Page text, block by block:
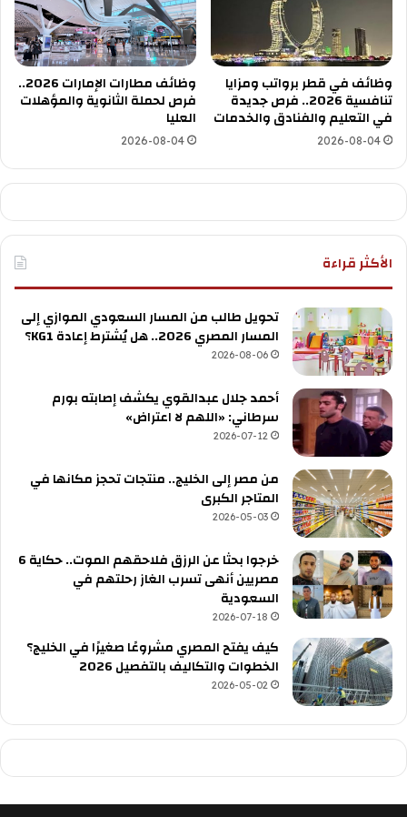
وظائف في قطر برواتب ومزايا
تنافسية 2026.. فرص جديدة
في التعليم والفنادق والخدمات
2026-08-04
وظائف مطارات الإمارات 2026..
فرص لحملة الثانوية والمؤهلات
العليا
2026-08-04
الأكثر قراءة
تحويل طالب من المسار السعودي الموازي إلى
المسار المصري 2026.. هل يُشترط إعادة KG1؟
2026-08-06
أحمد جلال عبدالقوي يكشف إصابته بورم
سرطاني: «اللهم لا اعتراض»
2026-07-12
من مصر إلى الخليج.. منتجات تحجز مكانها في
المتاجر الكبرى
2026-05-03
خرجوا بحثا عن الرزق فلاحقهم الموت.. حكاية 6
مصريين أنهى تسرب الغاز رحلتهم في
السعودية
2026-07-18
كيف يفتح المصري مشروعًا صغيرًا في الخليج؟
الخطوات والتكاليف بالتفصيل 2026
2026-05-02